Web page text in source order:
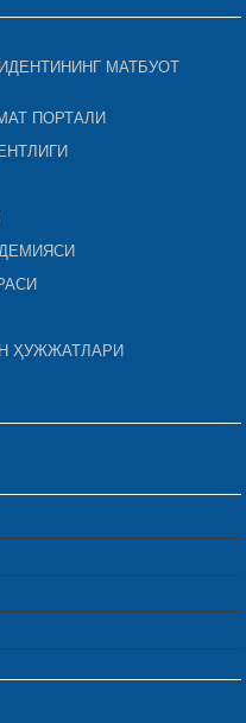
МАТБУОТ
ПОРТАЛИ
ҲУЖЖАТЛАРИ